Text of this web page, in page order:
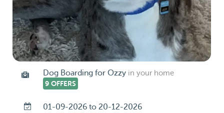
Dog Boarding for Ozzy in your home
9 OFFERS
01-09-2026 to 20-12-2026